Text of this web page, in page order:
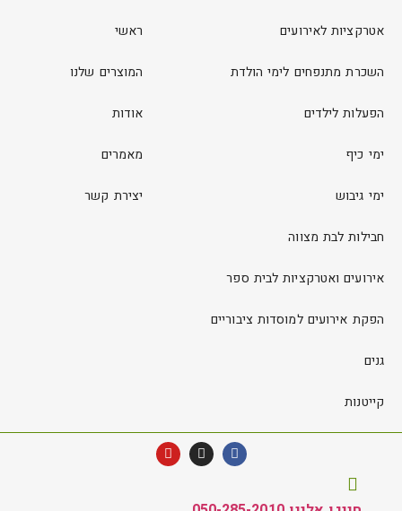
אטרקציות לאירועים
השכרת מתנפחים לימי הולדת
הפעלות לילדים
ימי כיף
ימי גיבוש
חבילות לבת מצווה
אירועים ואטרקציות לבית ספר
הפקת אירועים למוסדות ציבוריים
גנים
קייטנות
ראשי
המוצרים שלנו
אודות
מאמרים
יצירת קשר